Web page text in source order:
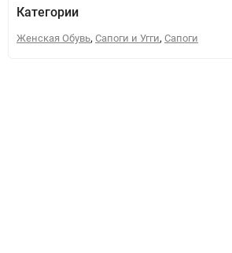
Категории
Женская Обувь, Сапоги и Угги, Сапоги